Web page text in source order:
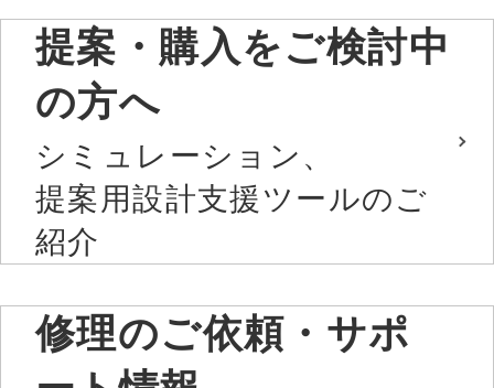
提案・購入をご検討中
の方へ
シミュレーション、
提案用設計支援ツールのご
紹介
修理のご依頼・サポ